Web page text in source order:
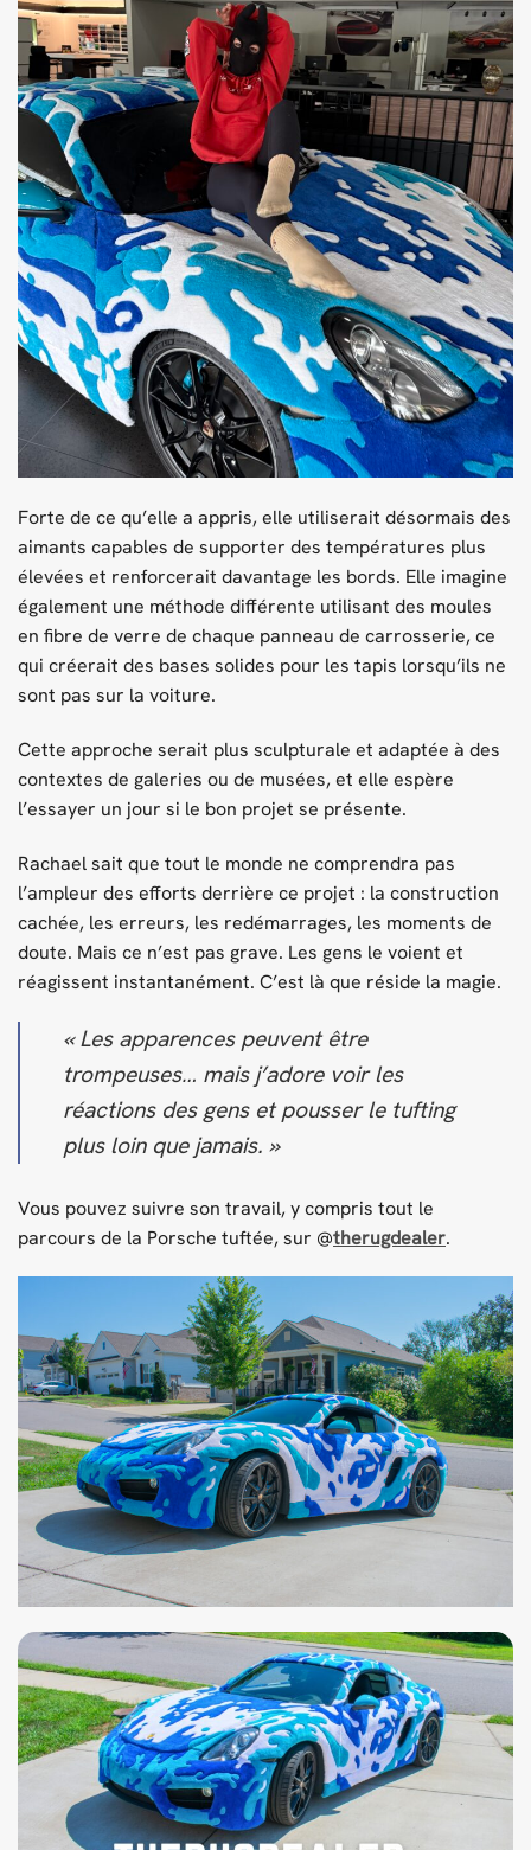
Forte de ce qu’elle a appris, elle utiliserait désormais des
aimants capables de supporter des températures plus
élevées et renforcerait davantage les bords. Elle imagine
également une méthode différente utilisant des moules
en fibre de verre de chaque panneau de carrosserie, ce
qui créerait des bases solides pour les tapis lorsqu’ils ne
sont pas sur la voiture.
Cette approche serait plus sculpturale et adaptée à des
contextes de galeries ou de musées, et elle espère
l’essayer un jour si le bon projet se présente.
Rachael sait que tout le monde ne comprendra pas
l’ampleur des efforts derrière ce projet : la construction
cachée, les erreurs, les redémarrages, les moments de
doute. Mais ce n’est pas grave. Les gens le voient et
réagissent instantanément. C’est là que réside la magie.
« Les apparences peuvent être
trompeuses… mais j’adore voir les
réactions des gens et pousser le tufting
plus loin que jamais. »
Vous pouvez suivre son travail, y compris tout le
parcours de la Porsche tuftée, sur @therugdealer.